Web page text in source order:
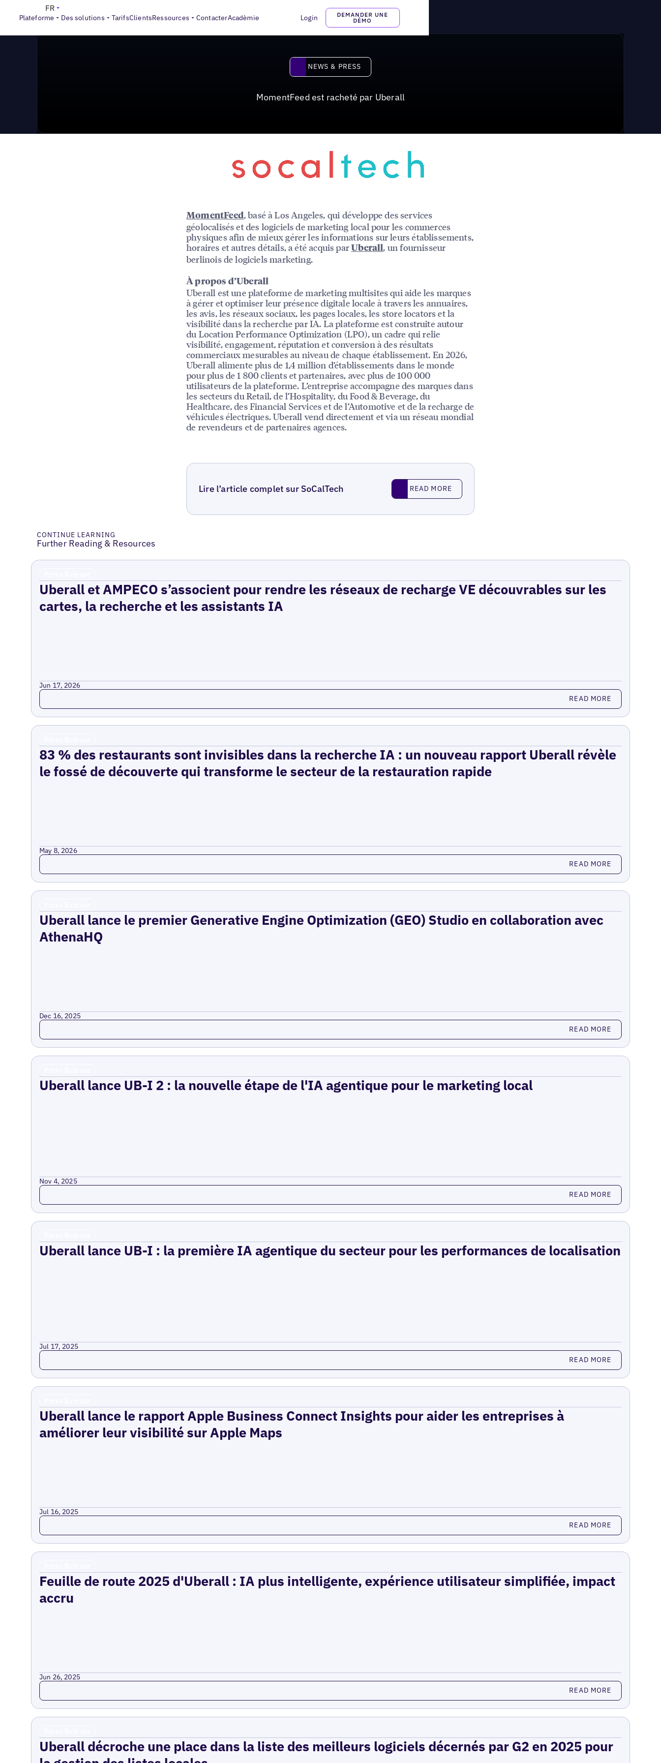
Plateforme Des solutions TarifsClientsRessources ContacterAcadèmie Login
DEMANDER UNE
DÉMO
FR
News & Press
News & Press
NEWS & PRESS
MomentFeed est racheté par Uberall
MomentFeed, basé à Los Angeles, qui développe des services
géolocalisés et des logiciels de marketing local pour les commerces
physiques afin de mieux gérer les informations sur leurs établissements,
horaires et autres détails, a été acquis parUberall, un fournisseur
berlinois de logiciels marketing.
À propos d’Uberall
Uberall est une plateforme de marketing multisites qui aide les marques
à gérer et optimiser leur présence digitale locale à travers les annuaires,
les avis, les réseaux sociaux, les pages locales, les store locators et la
visibilité dans la recherche par IA. La plateforme est construite autour
du Location Performance Optimization (LPO), un cadre qui relie
visibilité, engagement, réputation et conversion à des résultats
commerciaux mesurables au niveau de chaque établissement. En 2026,
Uberall alimente plus de 1,4 million d’établissements dans le monde
pour plus de 1 800 clients et partenaires, avec plus de 100 000
utilisateurs de la plateforme. L’entreprise accompagne des marques dans
les secteurs du Retail, de l’Hospitality, du Food & Beverage, du
Healthcare, des Financial Services et de l’Automotive et de la recharge de
véhicules électriques. Uberall vend directement et via un réseau mondial
de revendeurs et de partenaires agences.
Lire l’article complet sur SoCalTech Read More
READ MORE
CONTINUE LEARNING
Further Reading & Resources
Uberall et AMPECO s’associent pour rendre les réseaux de recharge VE découvrables sur les
cartes, la recherche et les assistants IA
Jun 17, 2026
Read more READ MORE
83 % des restaurants sont invisibles dans la recherche IA : un nouveau rapport Uberall révèle
le fossé de découverte qui transforme le secteur de la restauration rapide
May 8, 2026
Read more READ MORE
Uberall lance le premier Generative Engine Optimization (GEO) Studio en collaboration avec
AthenaHQ
Dec 16, 2025
Read more READ MORE
Uberall lance UB-I 2 : la nouvelle étape de l'IA agentique pour le marketing local
Nov 4, 2025
Read more READ MORE
Uberall lance UB-I : la première IA agentique du secteur pour les performances de localisation
Jul 17, 2025
Read more READ MORE
Uberall lance le rapport Apple Business Connect Insights pour aider les entreprises à
améliorer leur visibilité sur Apple Maps
Jul 16, 2025
Read more READ MORE
Feuille de route 2025 d'Uberall : IA plus intelligente, expérience utilisateur simplifiée, impact
accru
Jun 26, 2025
Read more READ MORE
Uberall décroche une place dans la liste des meilleurs logiciels décernés par G2 en 2025 pour